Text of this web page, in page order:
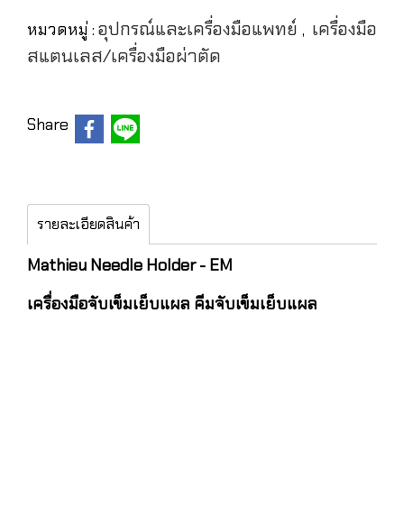
หมวดหมู่ : อุปกรณ์และเครื่องมือแพทย์ , เครื่องมือ
สแตนเลส/เครื่องมือผ่าตัด
Share
รายละเอียดสินค้า
Mathieu Needle Holder - EM
เครื่องมือจับเข็มเย็บแผล คีมจับเข็มเย็บแผล